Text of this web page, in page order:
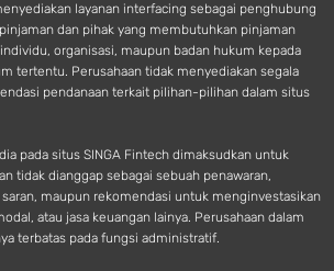
layanan interfacing sebagai penghubung
dan pihak yang membutuhkan pinjaman
organisasi, maupun badan hukum kepada
tertentu. Perusahaan tidak menyediakan segala
pendanaan terkait pilihan-pilihan dalam situs
pada situs SINGA Fintech dimaksudkan untuk
tidak dianggap sebagai sebuah penawaran,
maupun rekomendasi untuk menginvestasikan
atau jasa keuangan lainya. Perusahaan dalam
terbatas pada fungsi administratif.